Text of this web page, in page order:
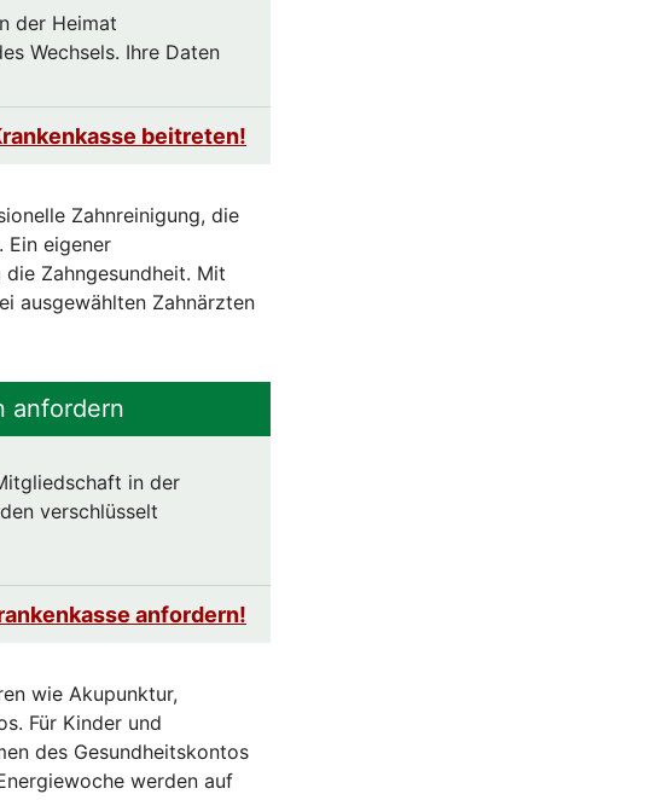
der Heimat
Wechsels. Ihre Daten
beitreten!
Zahnreinigung, die
Ein eigener
Zahngesundheit. Mit
ausgewählten Zahnärzten
anfordern
in der
verschlüsselt
anfordern!
wie Akupunktur,
Für Kinder und
des Gesundheitskontos
werden auf